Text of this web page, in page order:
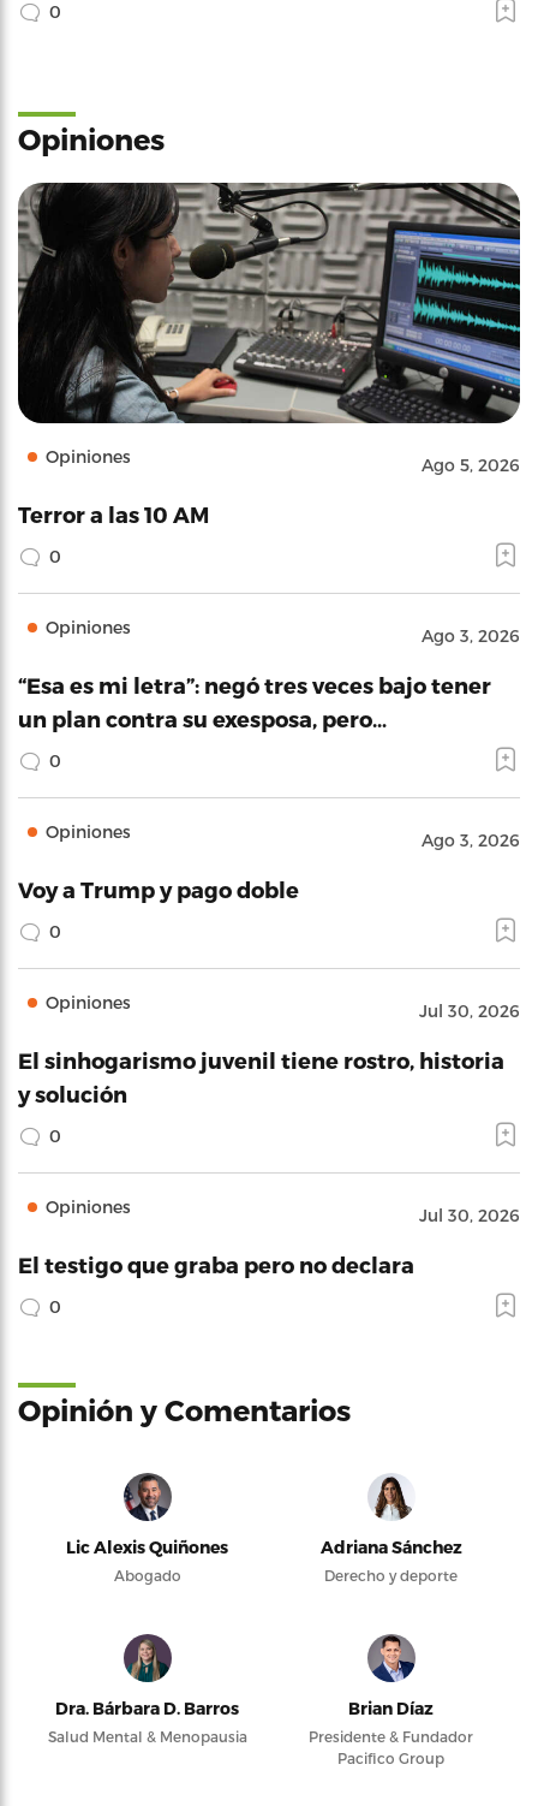
0
Opiniones
Opiniones Ago 5, 2026
Terror a las 10 AM
0
Opiniones Ago 3, 2026
“Esa es mi letra”: negó tres veces bajo tener
un plan contra su exesposa, pero…
0
Opiniones Ago 3, 2026
Voy a Trump y pago doble
0
Opiniones Jul 30, 2026
El sinhogarismo juvenil tiene rostro, historia
y solución
0
Opiniones Jul 30, 2026
El testigo que graba pero no declara
0
Opinión y Comentarios
Lic Alexis Quiñones
Abogado
Adriana Sánchez
Derecho y deporte
Dra. Bárbara D. Barros
Salud Mental & Menopausia
Brian Díaz
Presidente & Fundador
Pacifico Group